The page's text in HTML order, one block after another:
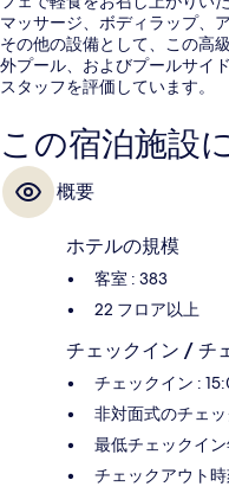
マッサージ、ボディラップ、
その他の設備として、この高
外プール、およびプールサイ
スタッフを評価しています。
この宿泊施設
概要
ホテルの規模
客室 : 383
22 フロア以上
チェックイン / チ
チェックイン :
非対面式のチェ
最低チェックイン
チェックアウト